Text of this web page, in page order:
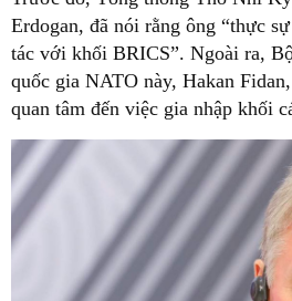
Erdogan, đã nói rằng ông “thực
tác với khối BRICS”. Ngoài ra,
quốc gia NATO này, Hakan
quan tâm đến việc gia nhập khối